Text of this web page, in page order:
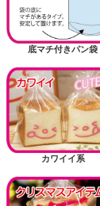
底マチ付きパン袋
カワイイ系